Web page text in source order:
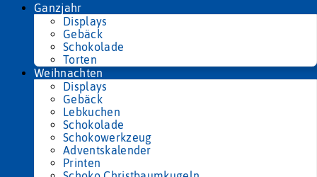
Ganzjahr
Displays
Gebäck
Schokolade
Torten
Weihnachten
Displays
Gebäck
Lebkuchen
Schokolade
Schokowerkzeug
Adventskalender
Printen